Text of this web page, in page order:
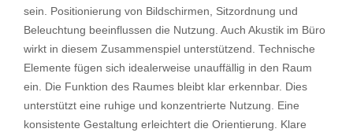
sein. Positionierung von Bildschirmen, Sitzordnung und
Beleuchtung beeinflussen die Nutzung. Auch Akustik im Büro
wirkt in diesem Zusammenspiel unterstützend. Technische
Elemente fügen sich idealerweise unauffällig in den Raum
ein. Die Funktion des Raumes bleibt klar erkennbar. Dies
unterstützt eine ruhige und konzentrierte Nutzung. Eine
konsistente Gestaltung erleichtert die Orientierung. Klare